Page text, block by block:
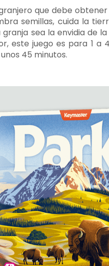
que debe
semillas, cuida la
sea la envidia de
este juego es para 1 a
45 minutos.